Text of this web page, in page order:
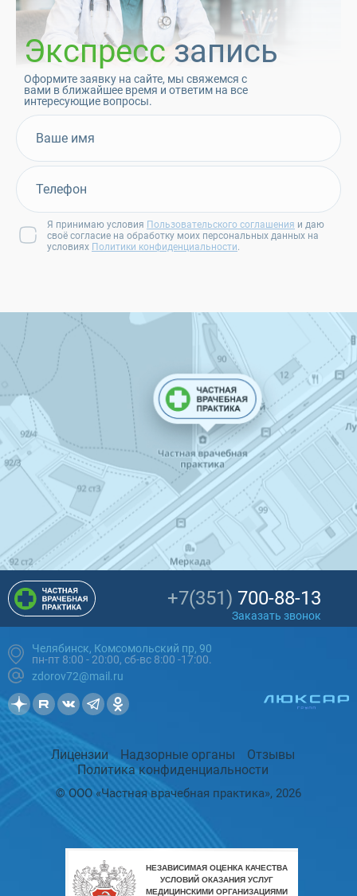
Экспрессзапись
Оформите заявку на сайте, мы свяжемся с
вами в ближайшее время и ответим на все
интересующие вопросы.
Я принимаю условия Пользовательского соглашения и даю
своё согласие на обработку моих персональных данных на
условиях Политики конфиденциальности.
+7(351) 700-88-13
Заказать звонок
Челябинск, Комсомольский пр, 90
пн-пт 8:00 - 20:00, сб-вс 8:00 -17:00.
zdorov72@mail.ru
Лицензии Надзорные органы
Отзывы
Политика конфиденциальности
© ООО «Частная врачебная практика», 2026